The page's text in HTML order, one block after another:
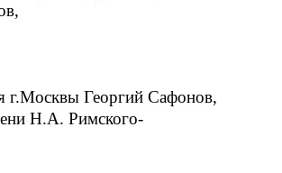
г.Москвы Георгий Сафонов,
Н.А. Римского-